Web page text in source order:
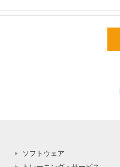
ソフトウェア